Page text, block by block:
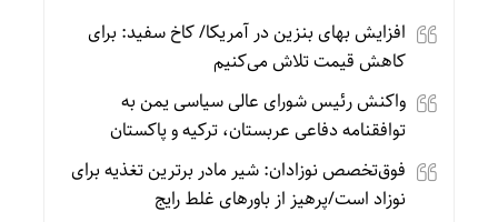
افزایش بهای بنزین در آمریکا/ کاخ سفید: برای
کاهش قیمت تلاش می‌کنیم
واکنش رئیس شورای عالی سیاسی یمن به
توافقنامه دفاعی عربستان، ترکیه و پاکستان
فوق‌تخصص نوزادان: شیر مادر برترین تغذیه برای
نوزاد است/پرهیز از باورهای غلط رایج